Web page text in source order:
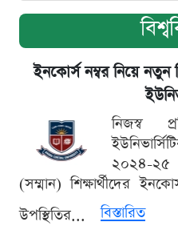
ইনকোর্স নম্বর নিয়ে নতুন
নিজস্ব
২০২৪-২৫
(সম্মান) শিক্ষার্থীদের
উপস্থিতির...
বিস্তারিত